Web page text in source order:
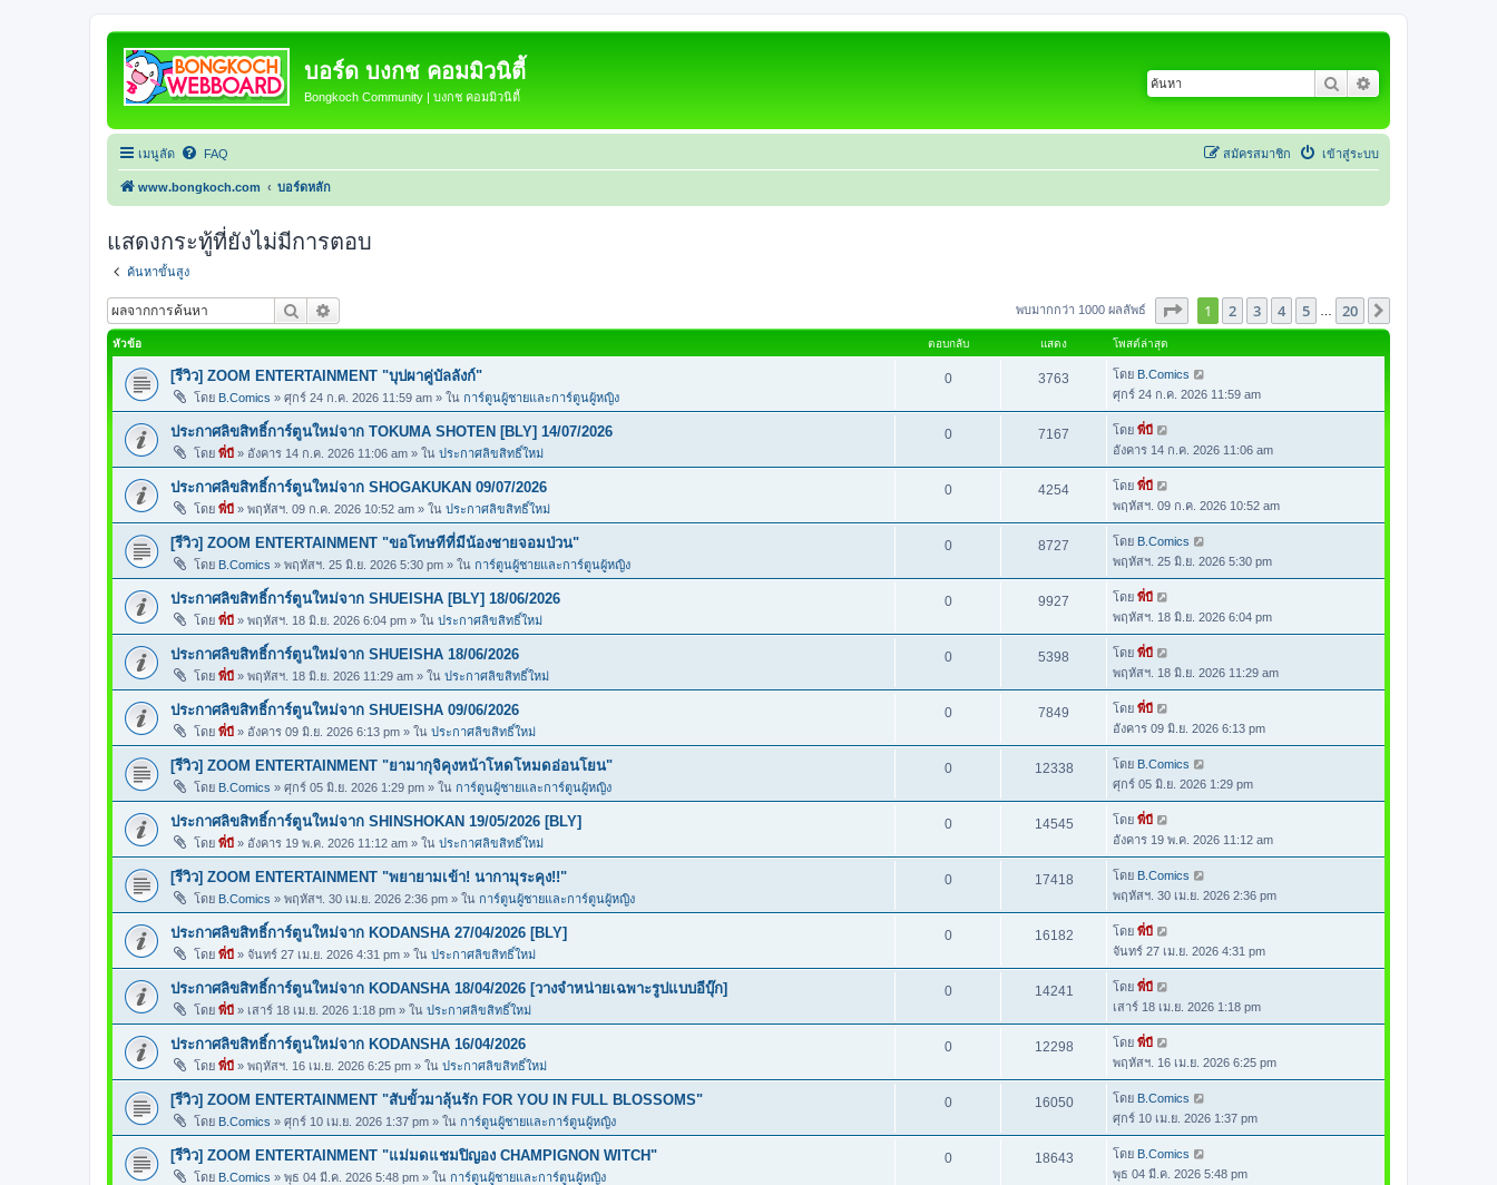
บอร์ด บงกช คอมมิวนิตี้
Bongkoch Community | บงกช คอมมิวนิตี้
ค้นหา
เมนูลัด FAQ เข้าสู่ระบบ
สมัครสมาชิก
www.bongkoch.com บอร์ดหลัก
แสดงกระทู้ที่ยังไม่มีการตอบ
ค้นหาขั้นสูง
ค้นหา พบมากกว่า 1000 ผลลัพธ์ หน้า จากทั้งหมด 20
1 2 3 4 5 20
หัวข้อ ตอบกลับ แสดง โพสต์ล่าสุด
[รีวิว] ZOOM ENTERTAINMENT "บุปผาคู่บัลลังก์"
โดย B.Comics » ศุกร์ 24 ก.ค. 2026 11:59 am » ใน การ์ตูนผู้ชายและการ์ตูนผู้หญิง
0 3763 โดย B.Comics
ศุกร์ 24 ก.ค. 2026 11:59 am
ประกาศลิขสิทธิ์การ์ตูนใหม่จาก TOKUMA SHOTEN [BLY] 14/07/2026
โดย พี่บี » อังคาร 14 ก.ค. 2026 11:06 am » ใน ประกาศลิขสิทธิ์ใหม่
0 7167 โดย พี่บี
อังคาร 14 ก.ค. 2026 11:06 am
ประกาศลิขสิทธิ์การ์ตูนใหม่จาก SHOGAKUKAN 09/07/2026
โดย พี่บี » พฤหัสฯ. 09 ก.ค. 2026 10:52 am » ใน ประกาศลิขสิทธิ์ใหม่
0 4254 โดย พี่บี
พฤหัสฯ. 09 ก.ค. 2026 10:52 am
[รีวิว] ZOOM ENTERTAINMENT "ขอโทษทีที่มีน้องชายจอมป่วน"
โดย B.Comics » พฤหัสฯ. 25 มิ.ย. 2026 5:30 pm » ใน การ์ตูนผู้ชายและการ์ตูนผู้หญิง
0 8727 โดย B.Comics
พฤหัสฯ. 25 มิ.ย. 2026 5:30 pm
ประกาศลิขสิทธิ์การ์ตูนใหม่จาก SHUEISHA [BLY] 18/06/2026
โดย พี่บี » พฤหัสฯ. 18 มิ.ย. 2026 6:04 pm » ใน ประกาศลิขสิทธิ์ใหม่
0 9927 โดย พี่บี
พฤหัสฯ. 18 มิ.ย. 2026 6:04 pm
ประกาศลิขสิทธิ์การ์ตูนใหม่จาก SHUEISHA 18/06/2026
โดย พี่บี » พฤหัสฯ. 18 มิ.ย. 2026 11:29 am » ใน ประกาศลิขสิทธิ์ใหม่
0 5398 โดย พี่บี
พฤหัสฯ. 18 มิ.ย. 2026 11:29 am
ประกาศลิขสิทธิ์การ์ตูนใหม่จาก SHUEISHA 09/06/2026
โดย พี่บี » อังคาร 09 มิ.ย. 2026 6:13 pm » ใน ประกาศลิขสิทธิ์ใหม่
0 7849 โดย พี่บี
อังคาร 09 มิ.ย. 2026 6:13 pm
[รีวิว] ZOOM ENTERTAINMENT "ยามากุจิคุงหน้าโหดโหมดอ่อนโยน"
โดย B.Comics » ศุกร์ 05 มิ.ย. 2026 1:29 pm » ใน การ์ตูนผู้ชายและการ์ตูนผู้หญิง
0 12338 โดย B.Comics
ศุกร์ 05 มิ.ย. 2026 1:29 pm
ประกาศลิขสิทธิ์การ์ตูนใหม่จาก SHINSHOKAN 19/05/2026 [BLY]
โดย พี่บี » อังคาร 19 พ.ค. 2026 11:12 am » ใน ประกาศลิขสิทธิ์ใหม่
0 14545 โดย พี่บี
อังคาร 19 พ.ค. 2026 11:12 am
[รีวิว] ZOOM ENTERTAINMENT "พยายามเข้า! นากามุระคุง!!"
โดย B.Comics » พฤหัสฯ. 30 เม.ย. 2026 2:36 pm » ใน การ์ตูนผู้ชายและการ์ตูนผู้หญิง
0 17418 โดย B.Comics
พฤหัสฯ. 30 เม.ย. 2026 2:36 pm
ประกาศลิขสิทธิ์การ์ตูนใหม่จาก KODANSHA 27/04/2026 [BLY]
โดย พี่บี » จันทร์ 27 เม.ย. 2026 4:31 pm » ใน ประกาศลิขสิทธิ์ใหม่
0 16182 โดย พี่บี
จันทร์ 27 เม.ย. 2026 4:31 pm
ประกาศลิขสิทธิ์การ์ตูนใหม่จาก KODANSHA 18/04/2026 [วางจำหน่ายเฉพาะรูปแบบอีบุ๊ก]
โดย พี่บี » เสาร์ 18 เม.ย. 2026 1:18 pm » ใน ประกาศลิขสิทธิ์ใหม่
0 14241 โดย พี่บี
เสาร์ 18 เม.ย. 2026 1:18 pm
ประกาศลิขสิทธิ์การ์ตูนใหม่จาก KODANSHA 16/04/2026
โดย พี่บี » พฤหัสฯ. 16 เม.ย. 2026 6:25 pm » ใน ประกาศลิขสิทธิ์ใหม่
0 12298 โดย พี่บี
พฤหัสฯ. 16 เม.ย. 2026 6:25 pm
[รีวิว] ZOOM ENTERTAINMENT "สับขั้วมาลุ้นรัก FOR YOU IN FULL BLOSSOMS"
โดย B.Comics » ศุกร์ 10 เม.ย. 2026 1:37 pm » ใน การ์ตูนผู้ชายและการ์ตูนผู้หญิง
0 16050 โดย B.Comics
ศุกร์ 10 เม.ย. 2026 1:37 pm
[รีวิว] ZOOM ENTERTAINMENT "แม่มดแชมปิญอง CHAMPIGNON WITCH"
โดย B.Comics » พุธ 04 มี.ค. 2026 5:48 pm » ใน การ์ตูนผู้ชายและการ์ตูนผู้หญิง
0 18643 โดย B.Comics
พุธ 04 มี.ค. 2026 5:48 pm